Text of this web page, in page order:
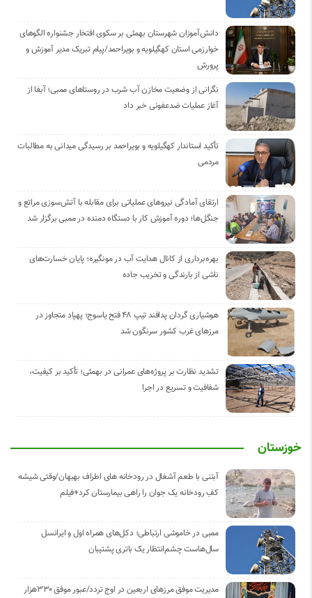
دانش‌آموزان شهرستان بهمئی بر سکوی افتخار جشنواره الگوهای
خوارزمی استان کهگیلویه و بویراحمد/پیام تبریک مدیر آموزش و
پرورش
نگرانی از وضعیت مخازن آب شرب در روستاهای ممبی؛ آبفا از
آغاز عملیات ضدعفونی خبر داد
تأکید استاندار کهگیلویه و بویراحمد بر رسیدگی میدانی به مطالبات
مردمی
ارتقای آمادگی نیروهای عملیاتی برای مقابله با آتش‌سوزی مراتع و
جنگل‌ها؛ دوره آموزش کار با دستگاه دمنده در ممبی برگزار شد
بهره‌برداری از کانال هدایت آب در مونگیره؛ پایان خسارت‌های
ناشی از بارندگی و تخریب جاده
هوشیاری گردان پدافند تیپ ۴۸ فتح یاسوج؛ پهپاد متجاوز در
مرزهای غرب کشور سرنگون شد
تشدید نظارت بر پروژه‌های عمرانی در بهمئی؛ تأکید بر کیفیت،
شفافیت و تسریع در اجرا
خوزستان
آبتنی با طعم آشغال در رودخانه های اطراف بهبهان/وقتی شیشه
کفِ رودخانه یک جوان را راهی بیمارستان کرد+فیلم
ممبی در خاموشی ارتباطی؛ دکل‌های همراه اول و ایرانسل
سال‌هاست چشم‌انتظار یک باتری پشتیبان
مدیریت موفق مرزهای اربعین در اوج تردد/عبور موفق ۳۳۰هزار